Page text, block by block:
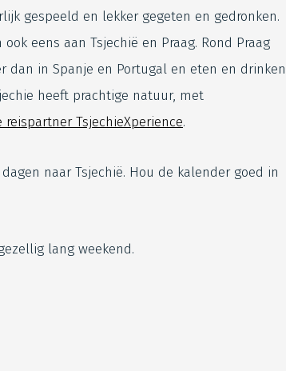
gespeeld en lekker gegeten en gedronken.
eens aan Tsjechië en Praag. Rond Praag
dan in Spanje en Portugal en eten en drinken
heeft prachtige natuur, met
TsjechieXperience.
naar Tsjechië. Hou de kalender goed in
lang weekend.